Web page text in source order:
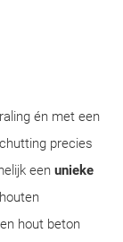
én met een
precies
een unieke
hout beton